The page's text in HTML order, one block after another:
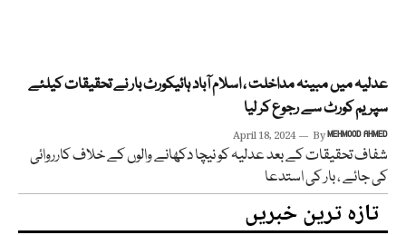
عدلیہ میں مبینہ مداخلت ، اسلام آباد ہائیکورٹ بار نے تحقیقات کیلئے
سپریم کورٹ سے رجوع کر لیا
April 18, 2024 ByMEHMOOD AHMED
شفاف تحقیقات کے بعد عدلیہ کو نیچا دکھانے والوں کے خلاف کارروائی
کی جائے ، بار کی استدعا
تازہ ترین خبریں